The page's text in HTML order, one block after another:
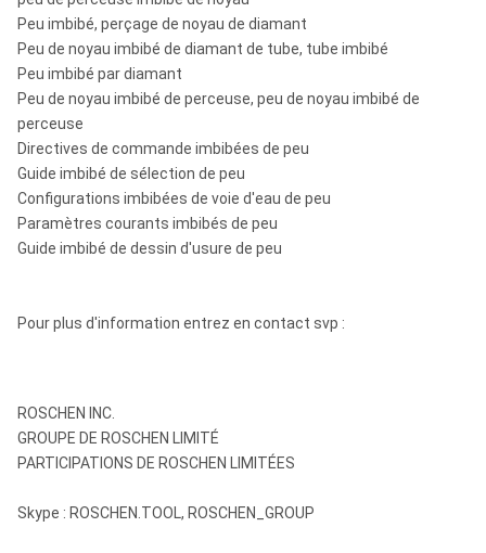
Peu imbibé, perçage de noyau de diamant
Peu de noyau imbibé de diamant de tube, tube imbibé
Peu imbibé par diamant
Peu de noyau imbibé de perceuse, peu de noyau imbibé de
perceuse
Directives de commande imbibées de peu
Guide imbibé de sélection de peu
Configurations imbibées de voie d'eau de peu
Paramètres courants imbibés de peu
Guide imbibé de dessin d'usure de peu
Pour plus d'information entrez en contact svp :
ROSCHEN INC.
GROUPE DE ROSCHEN LIMITÉ
PARTICIPATIONS DE ROSCHEN LIMITÉES
Skype : ROSCHEN.TOOL, ROSCHEN_GROUP